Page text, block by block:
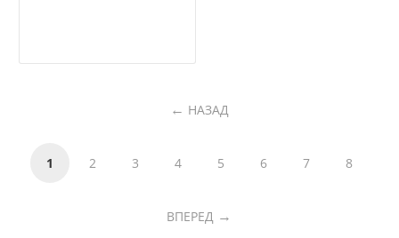
НАЗАД
1 2 3 4 5 6 7 8
ВПЕРЕД